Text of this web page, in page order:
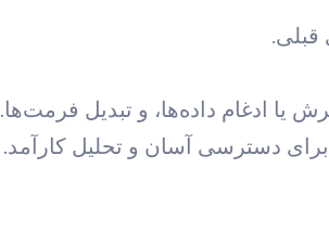
قبلی.
ادغام داده‌ها، و تبدیل فرمت‌ها.
برای دسترسی آسان و تحلیل کارآمد.